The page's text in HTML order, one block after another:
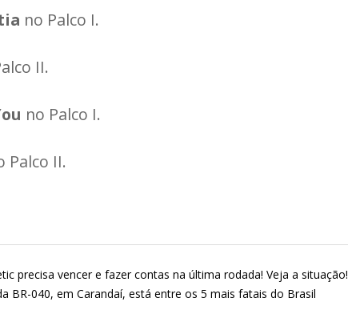
no Palco I.
II.
no Palco I.
Palco II.
precisa vencer e fazer contas na última rodada! Veja a situação!
BR-040, em Carandaí, está entre os 5 mais fatais do Brasil